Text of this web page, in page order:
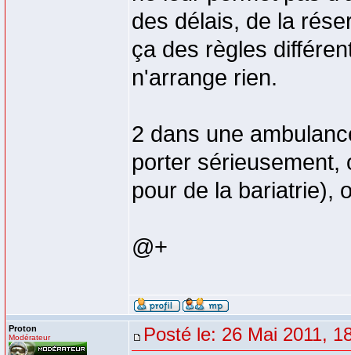
des délais, de la
ça des règles
n'arrange rien.
2 dans une
porter sérieusement,
pour de la bariatrie),
@+
Proton
Modérateur Posté le: 26 Mai 2011,